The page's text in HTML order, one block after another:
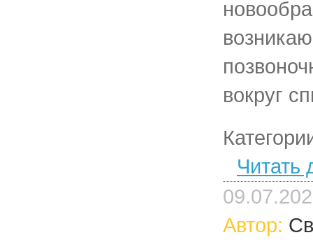
вокруг
Читать
Автор: